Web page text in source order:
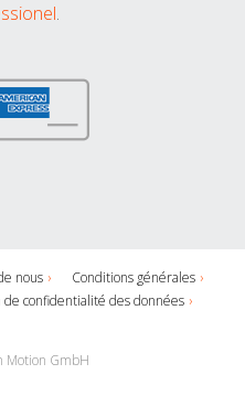
.
nous
Conditions générales
de confidentialité des données
Motion GmbH